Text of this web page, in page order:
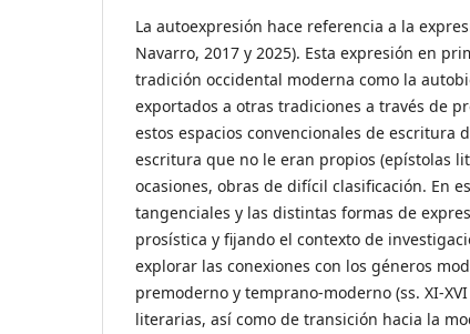
La autoexpresión hace referencia a la
Navarro, 2017 y 2025). Esta expresión en
tradición occidental moderna como la
exportados a otras tradiciones a través de
estos espacios convencionales de escritura
escritura que no le eran propios (epístolas
ocasiones, obras de difícil clasificación. En
tangenciales y las distintas formas de
prosística y fijando el contexto de
explorar las conexiones con los géneros
premoderno y temprano-moderno (ss. XI-
literarias, así como de transición hacia la